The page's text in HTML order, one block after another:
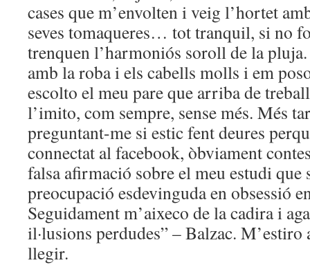
cases que m’envolten i veig l’hortet
seves tomaqueres… tot tranquil, si no
trenquen l’harmoniós soroll de la
amb la roba i els cabells molls i em
escolto el meu pare que arriba de
l’imito, com sempre, sense més. Més
preguntant-me si estic fent deures
connectat al facebook, òbviament
falsa afirmació sobre el meu estudi que
preocupació esdevinguda en obsessió
Seguidament m’aixeco de la cadira i
il·lusions perdudes” – Balzac.
llegir.